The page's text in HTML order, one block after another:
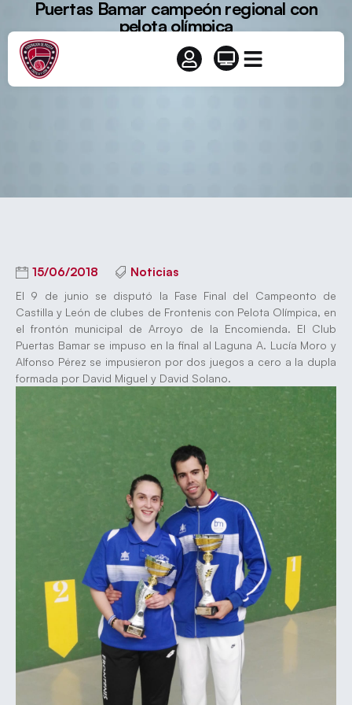
Puertas Bamar campeón regional con
pelota olímpica
15/06/2018 Noticias
El 9 de junio se disputó la Fase Final del Campeonto de
Castilla y León de clubes de Frontenis con Pelota Olímpica, en
el frontón municipal de Arroyo de la Encomienda. El Club
Puertas Bamar se impuso en la final al Laguna A. Lucía Moro y
Alfonso Pérez se impusieron por dos juegos a cero a la dupla
formada por David Miguel y David Solano.